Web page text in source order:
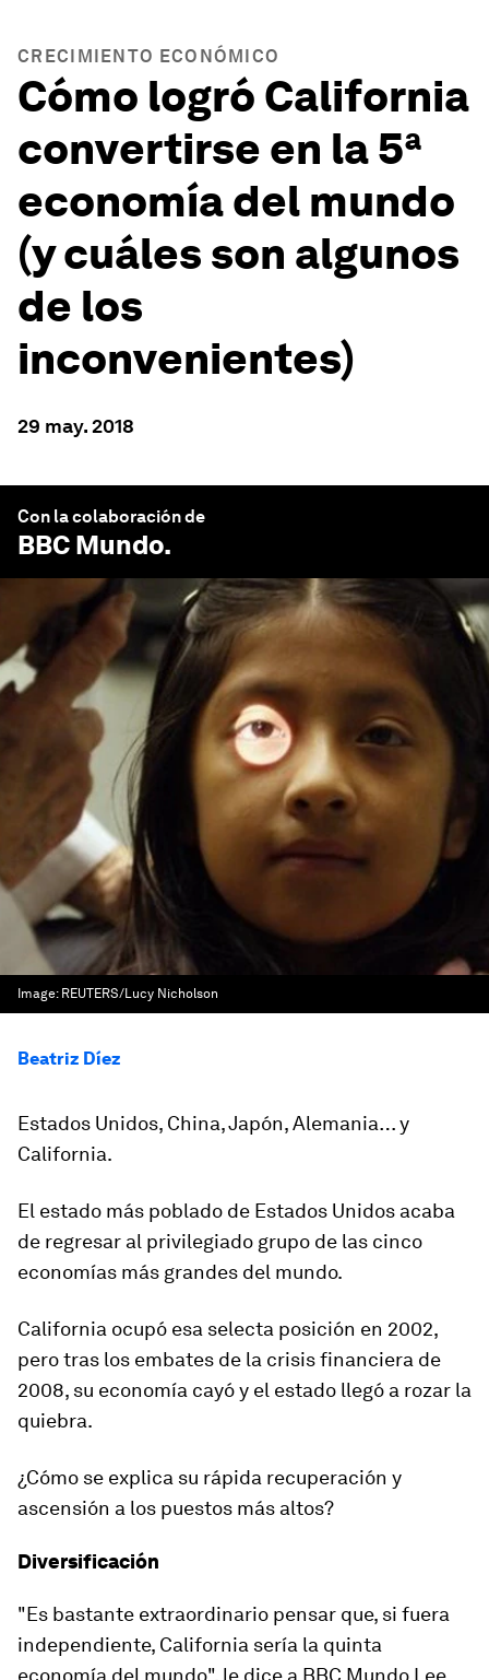
CRECIMIENTO ECONÓMICO
Cómo logró California
convertirse en la 5ª
economía del mundo
(y cuáles son algunos
de los
inconvenientes)
29 may. 2018
Con la colaboración de
BBC Mundo.
Image: REUTERS/Lucy Nicholson
Beatriz Díez
Estados Unidos, China, Japón, Alemania… y
California.
El estado más poblado de Estados Unidos acaba
de regresar al privilegiado grupo de las cinco
economías más grandes del mundo.
California ocupó esa selecta posición en 2002,
pero tras los embates de la crisis financiera de
2008, su economía cayó y el estado llegó a rozar la
quiebra.
¿Cómo se explica su rápida recuperación y
ascensión a los puestos más altos?
Diversificación
"Es bastante extraordinario pensar que, si fuera
independiente, California sería la quinta
economía del mundo", le dice a BBC Mundo Lee